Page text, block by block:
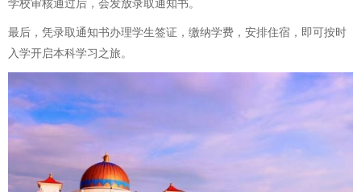
学校审核通过后，会发放录取通知书。
最后，凭录取通知书办理学生签证，缴纳学费，安排住宿，即可按时
入学开启本科学习之旅。